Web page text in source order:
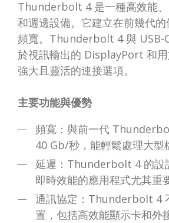
Thunderbolt 4 是一種高效能、
和週邊設備。它建立在前幾代
頻寬。Thunderbolt 4 與 USB-
於視訊輸出的 DisplayPort 和
強大且靈活的連接選項。
主要功能與優勢
頻寬：與前一代
40 Gb/秒，能輕鬆處理大型
延遲：Thunderbolt 4 的設
即時效能的應用程式尤其重
通訊協定：Thunderbolt 4
置，包括高效能顯示卡和外